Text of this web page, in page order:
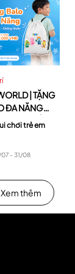
| TẶNG
ĐA NĂNG
– CHỐNG
chơi trẻ em
07- 31/08
Xem thêm